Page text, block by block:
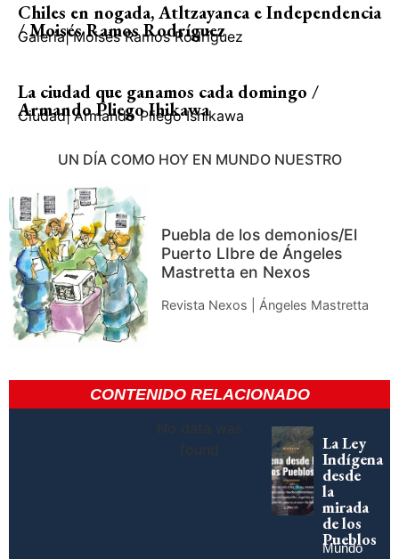
Chiles en nogada, Atltzayanca e Independencia
/ Moisés Ramos Rodríguez
Galería| Moisés Ramos Rodríguez
La ciudad que ganamos cada domingo /
Armando Pliego Ihikawa
Ciudad| Armando Pliego Ishikawa
UN DÍA COMO HOY EN MUNDO NUESTRO
Puebla de los demonios/El
Puerto LIbre de Ángeles
Mastretta en Nexos
Revista Nexos | Ángeles Mastretta
CONTENIDO RELACIONADO
No data was
found
La Ley
Indígena
desde
la
mirada
de los
Pueblos
Mundo